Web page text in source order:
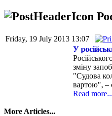
Friday, 19 July 2013 13:07 |
У
зміну
"Судова
вартою", –
Read more...
More Articles...